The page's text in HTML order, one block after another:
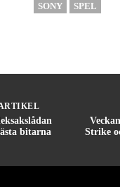
SONY
SPEL
bitarna
Strike